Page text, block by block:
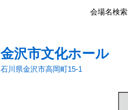
会場名検索
金沢市文化ホール
石川県金沢市高岡町15-1